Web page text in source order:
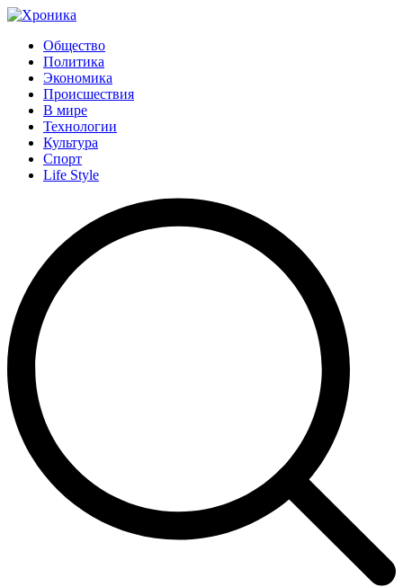
Общество
Политика
Экономика
Происшествия
В мире
Технологии
Культура
Спорт
Life Style